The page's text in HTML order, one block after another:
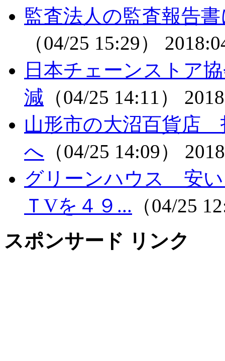
監査法人の監査報告
（04/25 15:29）
日本チェーンストア
減 （04/25 14:11）
山形市の大沼百貨店
へ （04/25 14:09）
グリーンハウス 安
ＴVを４９... （04/25
スポンサード リンク